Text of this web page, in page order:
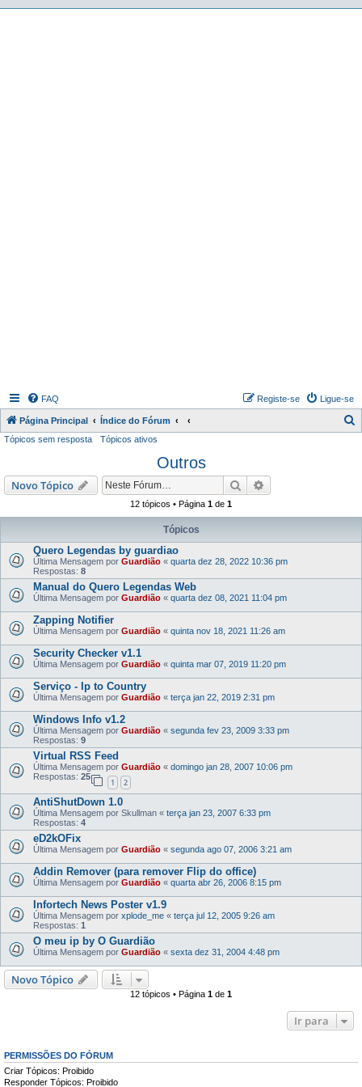
FAQ Ligue-se
Registe-se
Página Principal Índice do Fórum
i
Tópicos sem resposta Tópicos ativos
Outros
Novo Tópico Pesquisar
12 tópicos • Página 1 de 1
Tópicos
Quero Legendas by guardiao
Última Mensagem por Guardião « quarta dez 28, 2022 10:36 pm
Respostas: 8
Manual do Quero Legendas Web
Última Mensagem por Guardião « quarta dez 08, 2021 11:04 pm
Zapping Notifier
Última Mensagem por Guardião « quinta nov 18, 2021 11:26 am
Security Checker v1.1
Última Mensagem por Guardião « quinta mar 07, 2019 11:20 pm
Serviço - Ip to Country
Última Mensagem por Guardião « terça jan 22, 2019 2:31 pm
Windows Info v1.2
Última Mensagem por Guardião « segunda fev 23, 2009 3:33 pm
Respostas: 9
Virtual RSS Feed
Última Mensagem por Guardião « domingo jan 28, 2007 10:06 pm
Respostas: 25
1 2
AntiShutDown 1.0
Última Mensagem por Skullman « terça jan 23, 2007 6:33 pm
Respostas: 4
eD2kOFix
Última Mensagem por Guardião « segunda ago 07, 2006 3:21 am
Addin Remover (para remover Flip do office)
Última Mensagem por Guardião « quarta abr 26, 2006 8:15 pm
Infortech News Poster v1.9
Última Mensagem por xplode_me « terça jul 12, 2005 9:26 am
Respostas: 1
O meu ip by O Guardião
Última Mensagem por Guardião « sexta dez 31, 2004 4:48 pm
Novo Tópico
12 tópicos • Página 1 de 1
Ir para
PERMISSÕES DO FÓRUM
Criar Tópicos: Proibido
Responder Tópicos: Proibido